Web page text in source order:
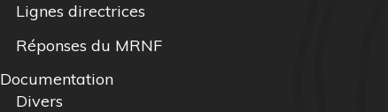
Lignes directrices
Réponses du MRNF
Documentation
Divers